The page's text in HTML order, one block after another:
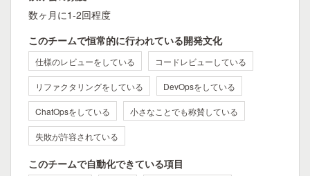
数ヶ月に1-2回程度
このチームで恒常的に行われている開発文化
仕様のレビューをしている コードレビューしている
リファクタリングをしている DevOpsをしている
ChatOpsをしている 小さなことでも称賛している
失敗が許容されている
このチームで自動化できている項目